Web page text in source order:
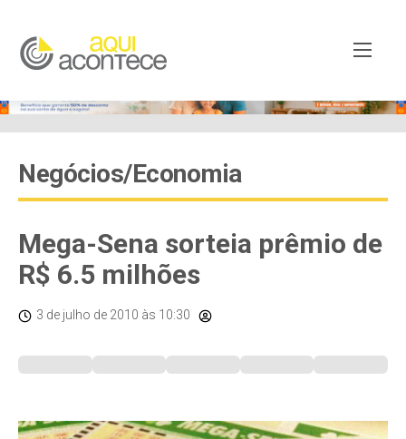
Negócios/Economia
Mega-Sena sorteia prêmio de
R$ 6.5 milhões
3 de julho de 2010 às 10:30